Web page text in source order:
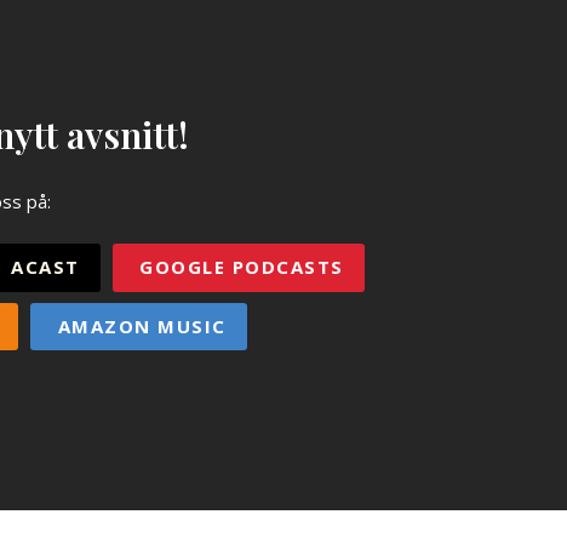
avsnitt!
på:
ACAST GOOGLE PODCASTS
AMAZON MUSIC